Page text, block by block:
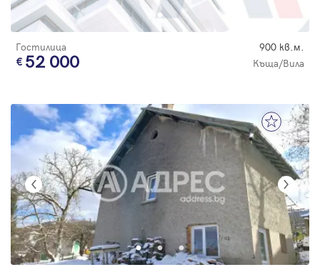
Гостилица 900 кв.м.
52 000 Къща/Вила